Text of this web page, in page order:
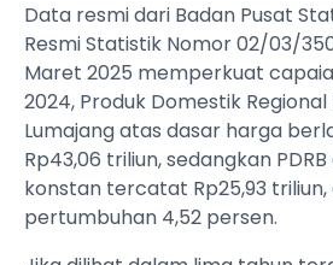
Data resmi dari Badan Pusat
Resmi Statistik Nomor 02/03/
Maret 2025 memperkuat
2024, Produk Domestik Regional
Lumajang atas dasar harga
Rp43,06 triliun, sedangkan
konstan tercatat Rp25,93 triliun,
pertumbuhan 4,52 persen.